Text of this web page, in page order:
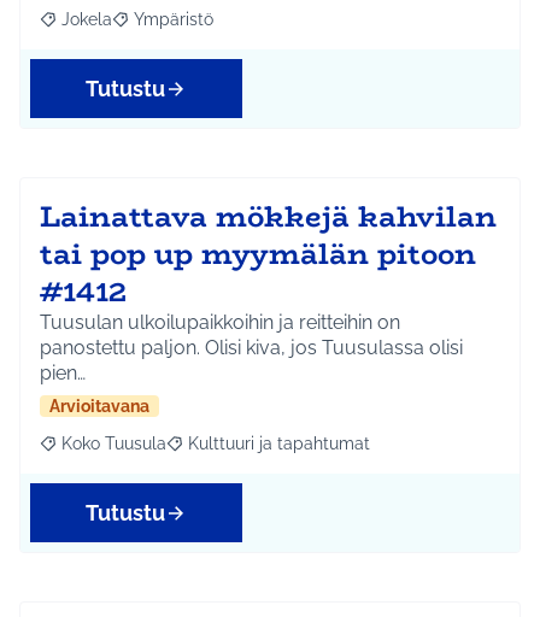
Rajaa tulokset aihepiirin mukaan: Jokela
Jokela Rajaa tulokset teeman mukaan: Ympäristö
Ympäristö
Tutustu
Lainattava mökkejä kahvilan
tai pop up myymälän pitoon
#1412
Tuusulan ulkoilupaikkoihin ja reitteihin on
panostettu paljon. Olisi kiva, jos Tuusulassa olisi
pien…
Arvioitavana
Rajaa tulokset aihepiirin mukaan: Koko Tuusula
Koko Tuusula Rajaa tulokset teeman mukaan: Kulttuuri ja
Kulttuuri ja tapahtumat
Tutustu